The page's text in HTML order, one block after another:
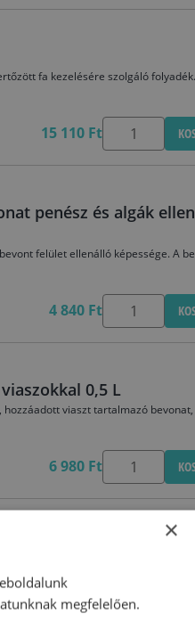
fa kezelésére szolgáló
15 110 Ft
penész és algák
felület ellenálló képessége. A
4 840 Ft
0,5 L
viaszt tartalmazó
6 980 Ft
bútorok védelmére és
×
megfelelően.